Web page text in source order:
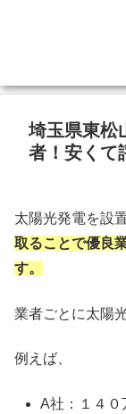
埼玉県東松
者！安くて
太陽光発電を設
取ることで優良
す。
業者ごとに太陽
例えば、
A社：１４０